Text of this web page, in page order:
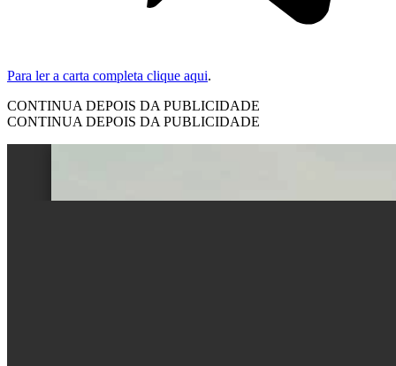
Para ler a carta completa clique aqui.
CONTINUA DEPOIS DA PUBLICIDADE
CONTINUA DEPOIS DA PUBLICIDADE